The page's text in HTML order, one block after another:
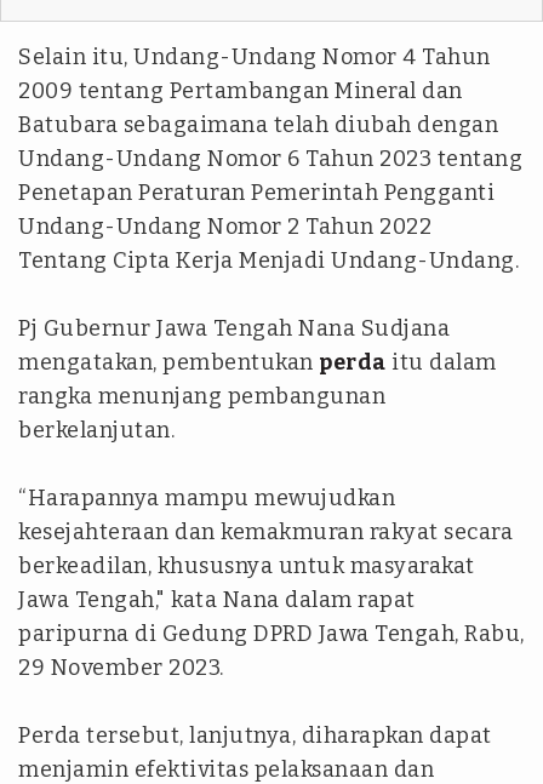
Selain itu, Undang-Undang Nomor 4 Tahun
2009 tentang Pertambangan Mineral dan
Batubara sebagaimana telah diubah dengan
Undang-Undang Nomor 6 Tahun 2023 tentang
Penetapan Peraturan Pemerintah Pengganti
Undang-Undang Nomor 2 Tahun 2022
Tentang Cipta Kerja Menjadi Undang-Undang.
Pj Gubernur Jawa Tengah Nana Sudjana
mengatakan, pembentukan perda itu dalam
rangka menunjang pembangunan
berkelanjutan.
“Harapannya mampu mewujudkan
kesejahteraan dan kemakmuran rakyat secara
berkeadilan, khususnya untuk masyarakat
Jawa Tengah," kata Nana dalam rapat
paripurna di Gedung DPRD Jawa Tengah, Rabu,
29 November 2023.
Perda tersebut, lanjutnya, diharapkan dapat
menjamin efektivitas pelaksanaan dan